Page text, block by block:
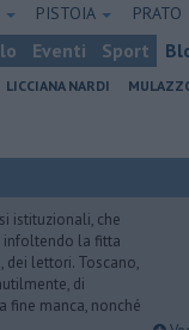
PISTOIA PRATO
Eventi Sport
LICCIANA NARDI
istituzionali, che
infoltendo la fitta
dei lettori. Toscano,
di
fine manca, nonché